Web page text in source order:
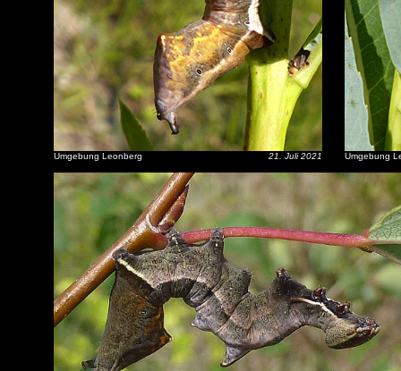
Umgebung Leonberg 21. Juli 2021 Umgebung